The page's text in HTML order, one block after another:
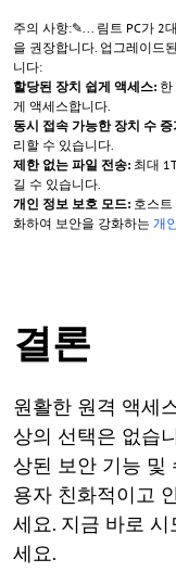
주의 사항:✎... 림트 PC가 2
을 권장합니다. 업그레이드
니다:
할당된 장치 쉽게 액세스:
게 액세스합니다.
동시 접속 가능한 장치 수 증
리할 수 있습니다.
제한 없는 파일 전송: 최대
길 수 있습니다.
개인 정보 보호 모드: 호스
화하여 보안을 강화하는 개
결론
원활한 원격 액세
상의 선택은 없습
상된 보안 기능 및
용자 친화적이고
세요. 지금 바로
세요.